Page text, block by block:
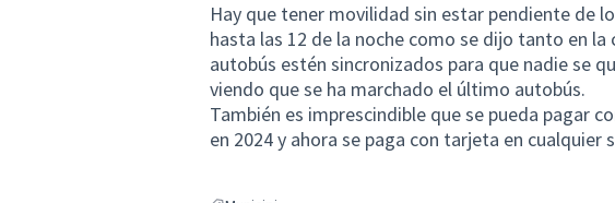
Hay que tener movilidad sin estar pendiente de
hasta las 12 de la noche como se dijo tanto en
autobús estén sincronizados para que nadie se
viendo que se ha marchado el último autobús.
También es imprescindible que se pueda pagar
en 2024 y ahora se paga con tarjeta en cualquier